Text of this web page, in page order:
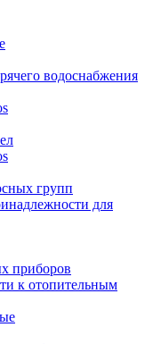
водоснабжения
групп
для
приборов
к отопительным